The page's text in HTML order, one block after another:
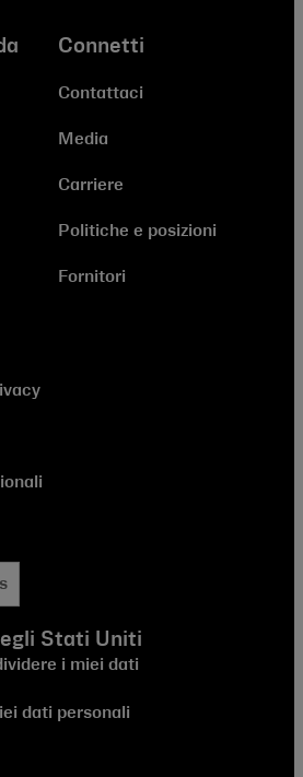
Connetti
Contattaci
Media
Carriere
Politiche e posizioni
Fornitori
Stati Uniti
i miei dati
dati personali